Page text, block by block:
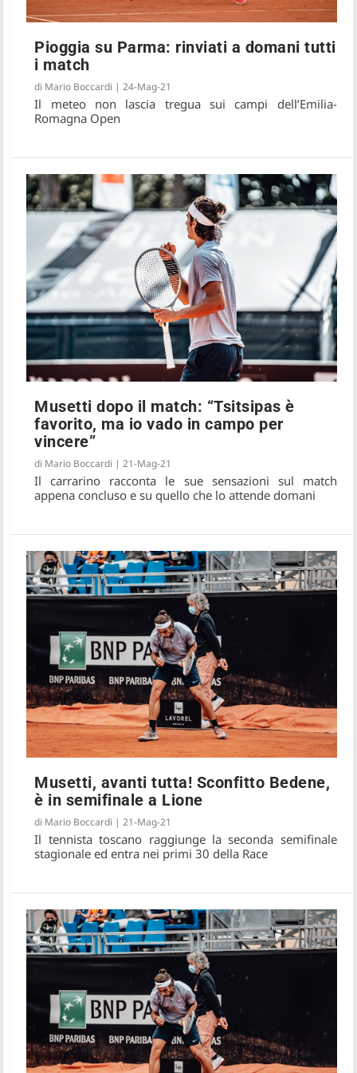
Pioggia su Parma: rinviati a domani tutti
i match
di Mario Boccardi |24-Mag-21
Il meteo non lascia tregua sui campi dell’Emilia-
Romagna Open
Musetti dopo il match: “Tsitsipas è
favorito, ma io vado in campo per
vincere”
di Mario Boccardi |21-Mag-21
Il carrarino racconta le sue sensazioni sul match
appena concluso e su quello che lo attende domani
Musetti, avanti tutta! Sconfitto Bedene,
è in semifinale a Lione
di Mario Boccardi |21-Mag-21
Il tennista toscano raggiunge la seconda semifinale
stagionale ed entra nei primi 30 della Race